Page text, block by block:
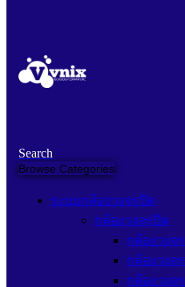
Search
Browse Categories
ระบบกล้องวงจรปิด
กล้องวงจรปิด
กล้องวงจ
กล้องวงจ
กล้องวงจ